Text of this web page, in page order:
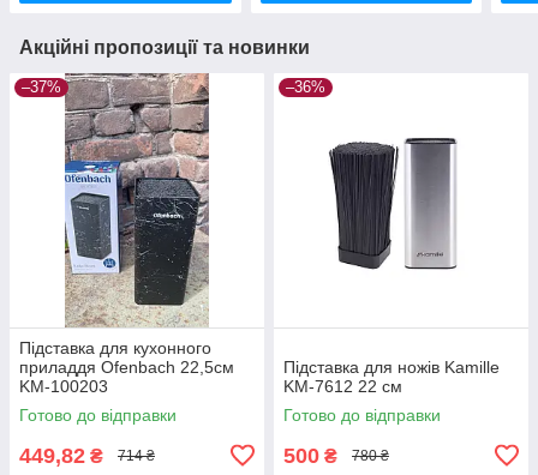
Акційні пропозиції та новинки
–37%
Підставка для кухонного
приладдя Ofenbach 22,5см
KM-100203
Готово до відправки
449,82 ₴ 714 ₴
–36%
Підставка для ножів Kamille
KM-7612 22 см
Готово до відправки
500 ₴ 780 ₴